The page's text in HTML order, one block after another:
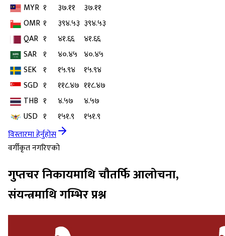
MYR १ ३७.११
३७.११
OMR १ ३९४.५३ ३९४.५३
QAR १ ४१.६६
४१.६६
SAR १ ४०.४५ ४०.४५
SEK १ १५.९४
१५.९४
SGD १ ११८.४७ ११८.४७
THB १ ४.५७
४.५७
USD १ १५१.९
१५१.९
विस्तारमा हेर्नुहोस
वर्गीकृत नगरिएको
गुप्तचर निकायमाथि चौतर्फि आलोचना,
संयन्त्रमाथि गम्भिर प्रश्न